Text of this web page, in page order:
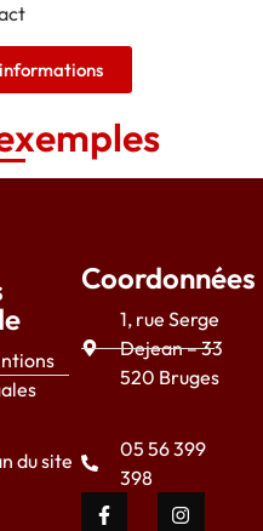
du site
Coordonnées
1, rue Serge
Dejean – 33
520 Bruges
05 56 399
398